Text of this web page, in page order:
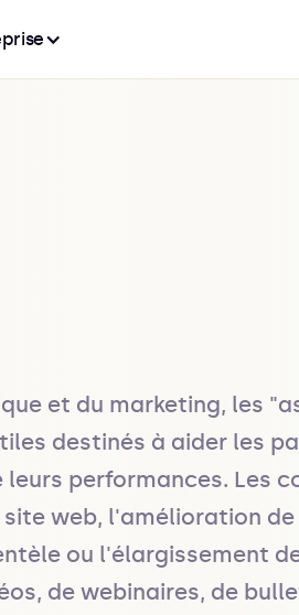
et du marketing, les
destinés à aider les
performances. Les
web, l'amélioration
ou l'élargissement
de webinaires, de